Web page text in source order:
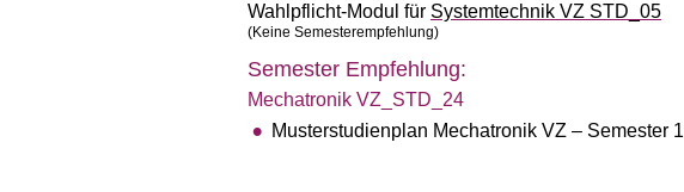
Wahlpflicht-Modul für Systemtechnik VZ STD_05
(Keine Semesterempfehlung)
Semester Empfehlung:
Mechatronik VZ_STD_24
Musterstudienplan Mechatronik VZ – Semester 1